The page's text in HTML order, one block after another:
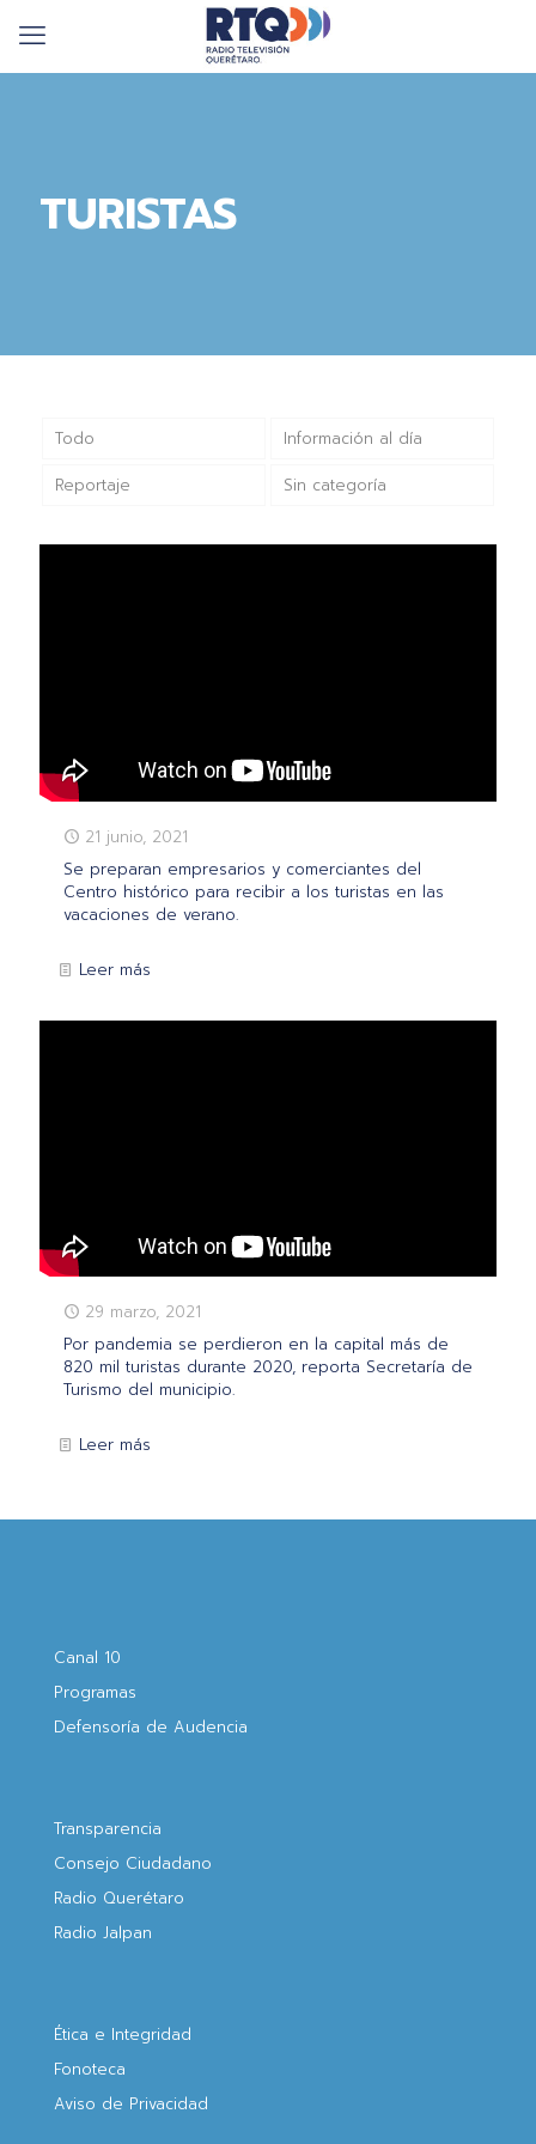
TURISTAS
Todo Información al día
Reportaje Sin categoría
21 junio, 2021
Se preparan empresarios y comerciantes del
Centro histórico para recibir a los turistas en las
vacaciones de verano.
Leer más
29 marzo, 2021
Por pandemia se perdieron en la capital más de
820 mil turistas durante 2020, reporta Secretaría de
Turismo del municipio.
Leer más
Canal 10
Programas
Defensoría de Audencia
Transparencia
Consejo Ciudadano
Radio Querétaro
Radio Jalpan
Ética e Integridad
Fonoteca
Aviso de Privacidad